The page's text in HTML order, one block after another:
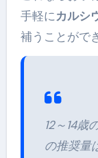
手軽にカルシ
補うことがで
12～14歳
の推奨量